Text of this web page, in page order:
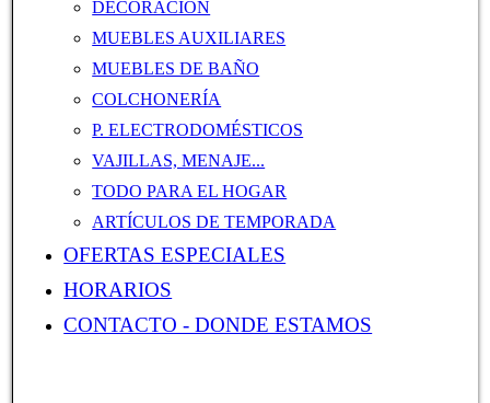
DECORACIÓN
MUEBLES AUXILIARES
MUEBLES DE BAÑO
COLCHONERÍA
P. ELECTRODOMÉSTICOS
VAJILLAS, MENAJE...
TODO PARA EL HOGAR
ARTÍCULOS DE TEMPORADA
OFERTAS ESPECIALES
HORARIOS
CONTACTO - DONDE ESTAMOS